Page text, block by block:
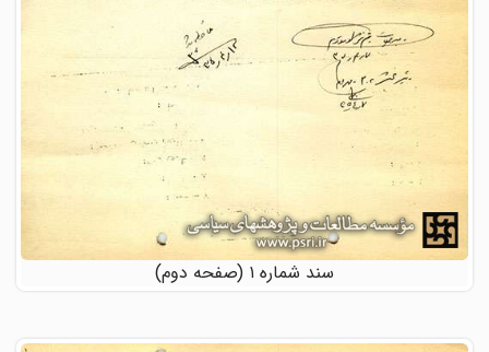
سند شماره ۱ (صفحه دوم)